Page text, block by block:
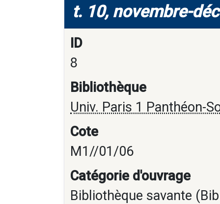
t. 10, novembre-
ID
8
Bibliothèque
Univ. Paris 1 Panthéon-
Cote
M1//01/06
Catégorie d'ouvrage
Bibliothèque savante